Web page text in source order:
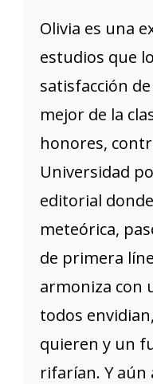
Olivia es una
estudios que
satisfacción
mejor de la
honores,
Universidad
editorial
meteórica,
de primera
armoniza con
todos
quieren y un
rifarían. Y aún